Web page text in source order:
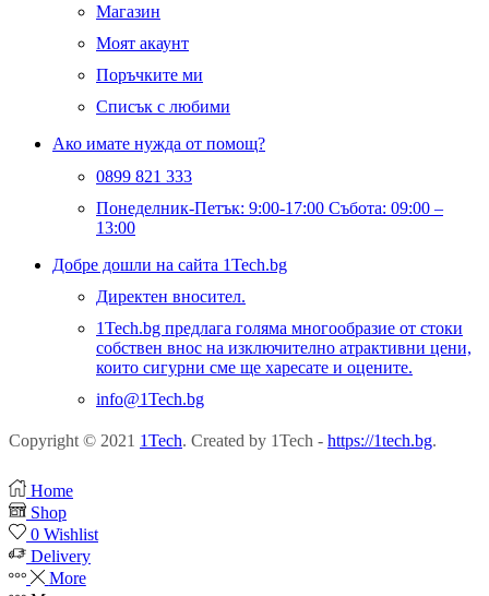
Магазин
Моят акаунт
Поръчките ми
Списък с любими
Ако имате нужда от помощ?
0899 821 333
Понеделник-Петък: 9:00-17:00 Събота: 09:00 –
13:00
Добре дошли на сайта 1Tech.bg
Директен вносител.
1Tech.bg предлага голяма многообразие от стоки
собствен внос на изключително атрактивни цени,
които сигурни сме ще харесате и оцените.
info@1Tech.bg
Copyright © 2021 1Tech. Created by 1Tech - https://1tech.bg.
Home
Shop
0 Wishlist
Delivery
More